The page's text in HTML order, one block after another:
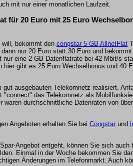
mit nur einer monatlichen Laufzeit.
für 20 Euro mit 25 Euro
will, bekommt den congstar 5 GB AllnetFlat
nur 20 Euro statt 30 Euro und
nur eine 2 GB Datenflatrate bei 42 Mbit/s
hier gibt es 25 Euro Wechselbonus und 40
gut ausgebauten Telekomnetz realisiert.
"connect" das Telekomnetz als
waren durchschnittliche Datenraten von
Angeboten erhalten Sie bei Congstar und
Angebot entgeht, können Sie sich auch
Einmal in der Woche bekommen Sie
Änderungen im Telefonmarkt. Auch